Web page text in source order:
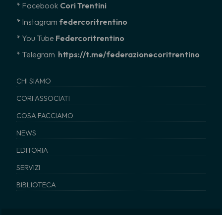
* Facebook Cori Trentini
* Instagram federcoritrentino
* You Tube Federcoritrentino
* Telegram https://t.me/federazionecoritrentino
CHI SIAMO
CORI ASSOCIATI
COSA FACCIAMO
NEWS
EDITORIA
SERVIZI
BIBLIOTECA